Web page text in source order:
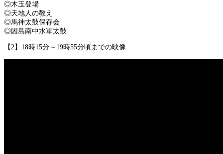
◎木玉登場
◎天地人の教え
◎馬神太鼓保存会
◎因島南中水軍太鼓
【2】18時15分～19時55分頃までの映像